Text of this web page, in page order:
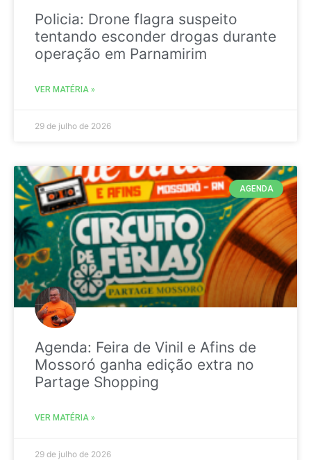
Policia: Drone flagra suspeito
tentando esconder drogas durante
operação em Parnamirim
VER MATÉRIA »
29 de julho de 2026
AGENDA
Agenda: Feira de Vinil e Afins de
Mossoró ganha edição extra no
Partage Shopping
VER MATÉRIA »
29 de julho de 2026